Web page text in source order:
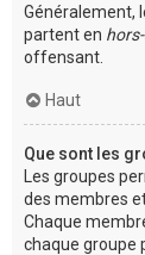
Généralement,
partent en
offensant.
Haut
Que sont les
Les groupes
des membres
Chaque
chaque groupe